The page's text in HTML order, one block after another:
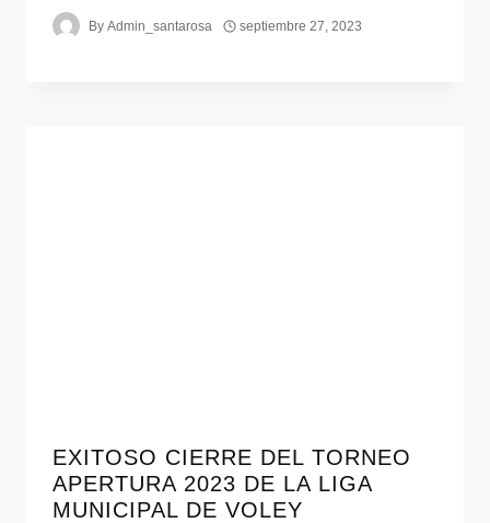
By Admin_santarosa septiembre 27, 2023
EXITOSO CIERRE DEL TORNEO
APERTURA 2023 DE LA LIGA
MUNICIPAL DE VOLEY